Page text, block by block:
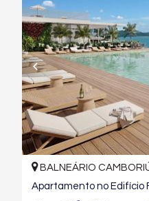
BALNEÁRIO
Apartamento no Edifício